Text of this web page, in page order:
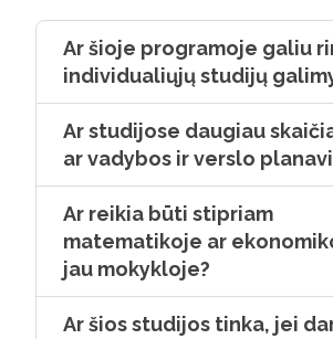
galima viską išspręsti. Aktyviai
ir studentiškose veiklose, patiko
daug dėmesio skiriama
mokymuisi, o tai leidžia
planuoti savo laiką.
Ar šioje programoje galiu
individualiųjų studijų
Ar studijose daugiau
ar vadybos ir verslo
Ar reikia būti stipriam
matematikoje ar
jau mokykloje?
Ar šios studijos tinka, jei